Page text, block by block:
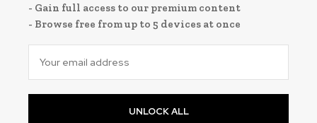
- Gain full access to our premium content
- Browse free from up to 5 devices at once
UNLOCK ALL